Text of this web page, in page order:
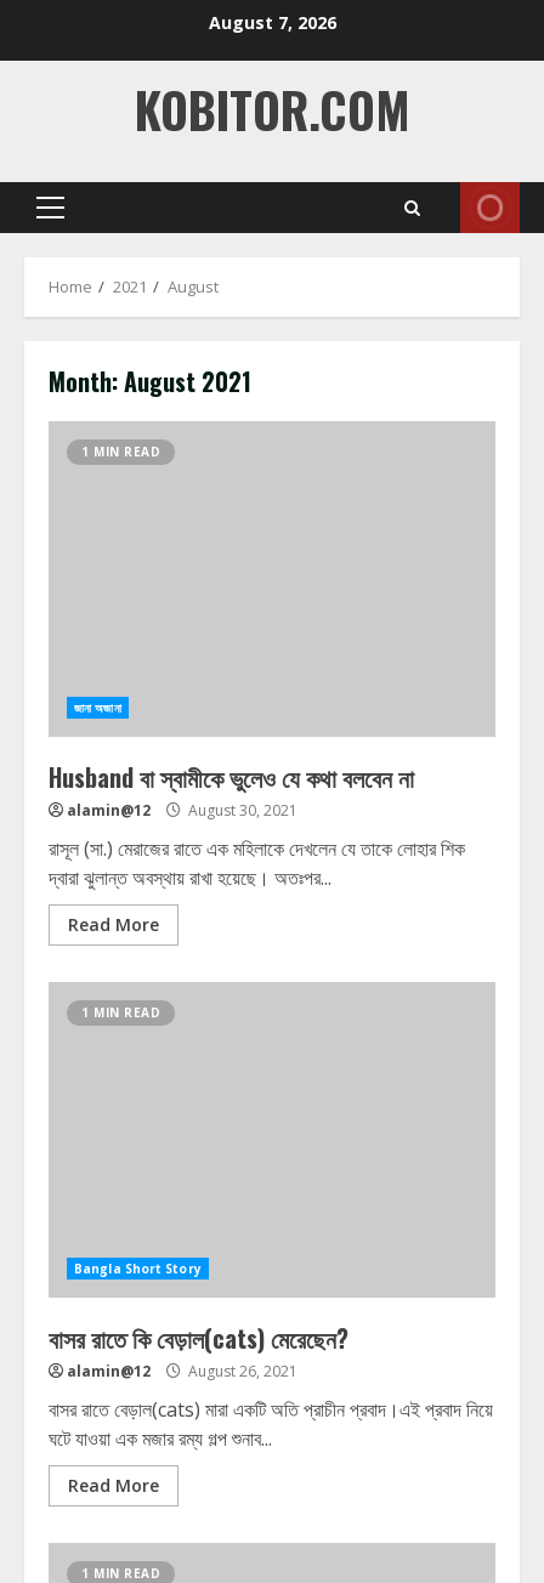
August 7, 2026
KOBITOR.COM
Primary
Home 2021 August
Month:August 2021
1 MIN READ
জানা অজানা
Husband বা স্বামীকে ভুলেও যে কথা বলবেন না
alamin@12 August 30, 2021
রাসূল (সা.) মেরাজের রাতে এক মহিলাকে দেখলেন যে তাকে লোহার শিক
দ্বারা ঝুলান্ত অবস্থায় রাখা হয়েছে। অতঃপর...
Read More
1 MIN READ
Bangla Short Story
বাসর রাতে কি বেড়াল(cats) মেরেছেন?
alamin@12 August 26, 2021
বাসর রাতে বেড়াল(cats) মারা একটি অতি প্রাচীন প্রবাদ।এই প্রবাদ নিয়ে
ঘটে যাওয়া এক মজার রম্য গল্প শুনাব...
Read More
1 MIN READ